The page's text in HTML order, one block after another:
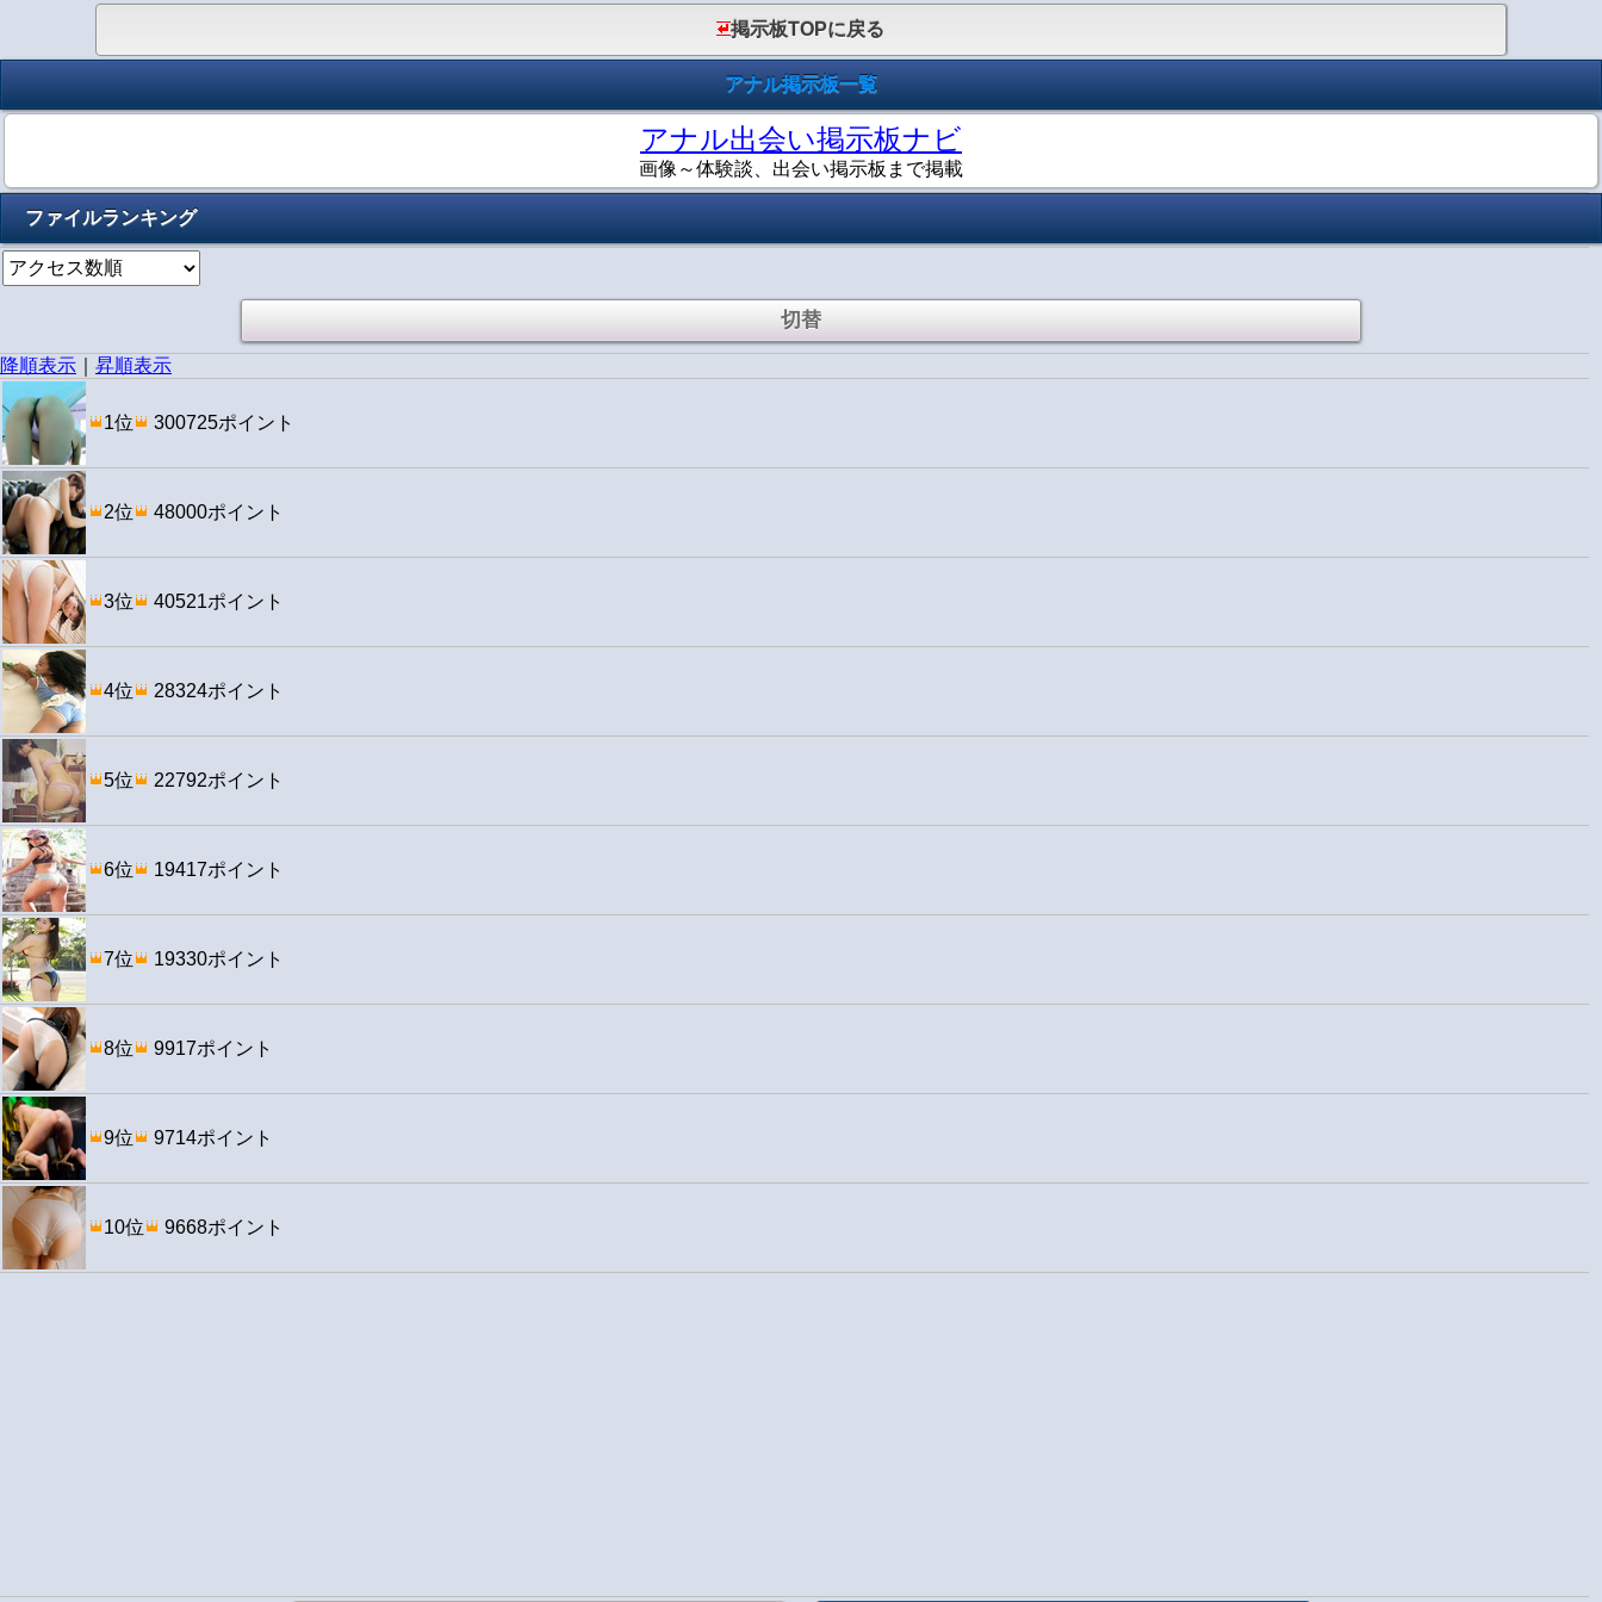
掲示板TOPに戻る
アナル掲示板一覧
アナル出会い掲示板ナビ
画像～体験談、出会い掲示板まで掲載
ファイルランキング
降順表示 昇順表示
1位 300725ポイント
2位 48000ポイント
3位 40521ポイント
4位 28324ポイント
5位 22792ポイント
6位 19417ポイント
7位 19330ポイント
8位 9917ポイント
9位 9714ポイント
10位 9668ポイント